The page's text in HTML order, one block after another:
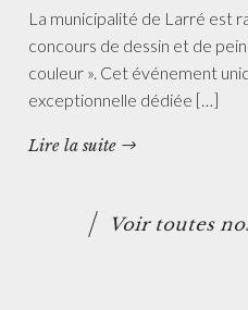
La municipalité de Larré est
concours de dessin et de
couleur ». Cet événement
exceptionnelle dédiée […]
Lire la suite
Voir toutes